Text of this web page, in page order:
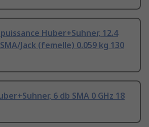
Huber+Suhner, 12.4
Jack (femelle) 0.059 kg 130
6 db SMA 0 GHz 18